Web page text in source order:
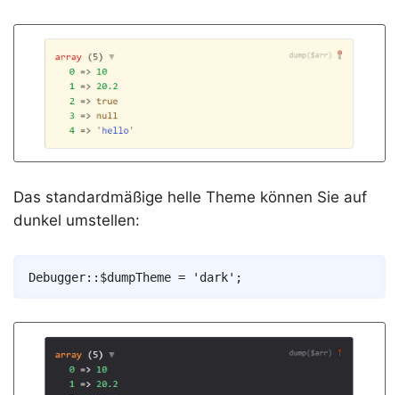
Das standardmäßige helle Theme können Sie auf
dunkel umstellen:
Debugger:: $dumpTheme = 'dark' ;